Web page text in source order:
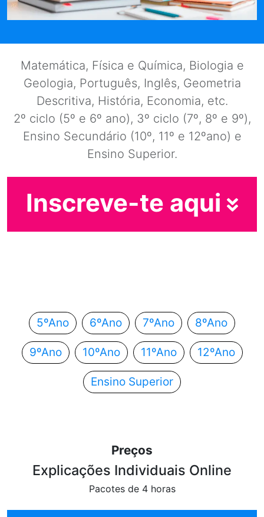
Matemática, Física e Química, Biologia e
Geologia, Português, Inglês, Geometria
Descritiva, História, Economia, etc.
2º ciclo (5º e 6º ano), 3º ciclo (7º, 8º e 9º),
Ensino Secundário (10º, 11º e 12ºano) e
Ensino Superior.
Inscreve-te aqui
5ºAno 6ºAno 7ºAno 8ºAno
9ºAno 10ºAno 11ºAno 12ºAno
Ensino Superior
Preços
Explicações Individuais Online
Pacotes de 4 horas